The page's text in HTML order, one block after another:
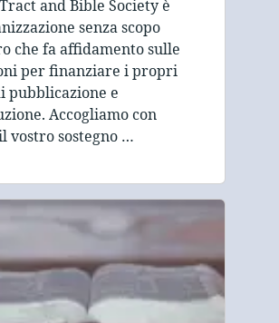
and Bible Society è
senza scopo
che fa affidamento sulle
per finanziare i propri
pubblicazione e
Accogliamo con
vostro sostegno …